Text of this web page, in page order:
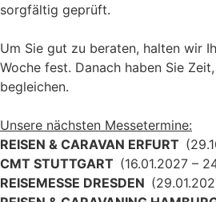
sorgfältig geprüft.
Um Sie gut zu beraten, halten wir
Woche fest. Danach haben Sie
begleichen.
Unsere nächsten Messetermine:
REISEN & CARAVAN ERFURT
CMT STUTTGART (16.01.2027 –
REISEMESSE DRESDEN